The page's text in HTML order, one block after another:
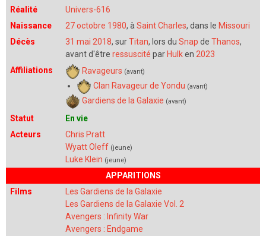
Réalité
Univers-616
Naissance
27 octobre 1980, à Saint Charles, dans le Missouri
Décès
31 mai 2018, surTitan, lors du Snap de Thanos,
avant d'être ressuscité par Hulken 2023
Affiliations
Ravageurs (avant)
Clan Ravageur de Yondu (avant)
Gardiens de la Galaxie (avant)
Statut
En vie
Acteurs
Chris Pratt
Wyatt Oleff (jeune)
Luke Klein (jeune)
APPARITIONS
Films
Les Gardiens de la Galaxie
Les Gardiens de la Galaxie Vol. 2
Avengers : Infinity War
Avengers : Endgame